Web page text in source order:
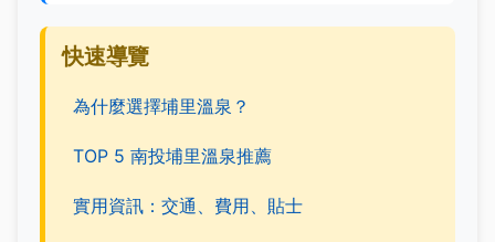
快速導覽
為什麼選擇埔里溫泉？
TOP 5 南投埔里溫泉推薦
實用資訊：交通、費用、貼士